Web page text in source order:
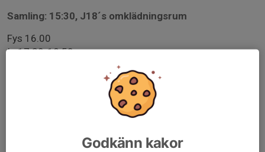
Samling: 15:30, J18´s omklädningsrum
Fys 16.00
Is 17.30-18.50
Godkänn kakor